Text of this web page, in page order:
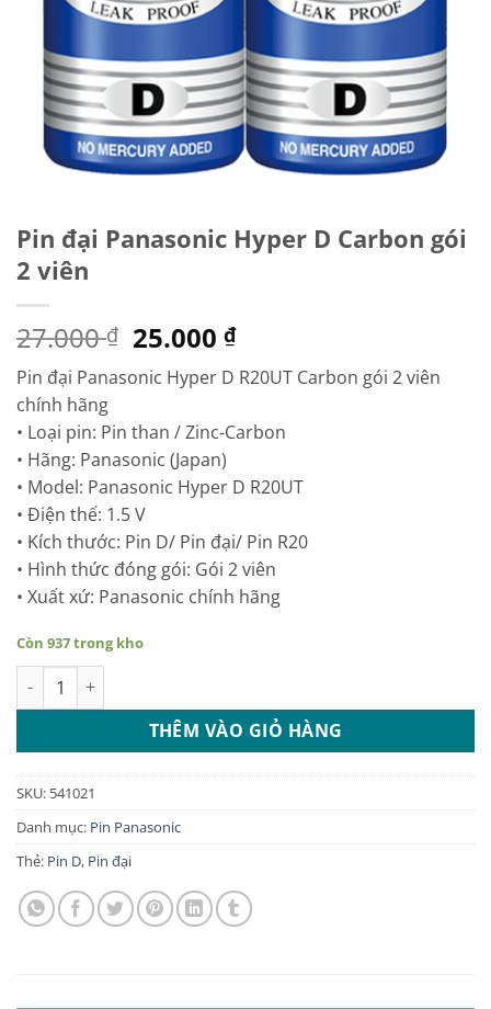
Pin đại Panasonic Hyper D Carbon gói
2 viên
27.000₫ Giá
gốc
là:
27.000 ₫.
25.000₫Giá
hiện
tại
là:
25.000 ₫.
Pin đại Panasonic Hyper D R20UT Carbon gói 2 viên
chính hãng
• Loại pin: Pin than / Zinc-Carbon
• Hãng: Panasonic (Japan)
• Model: Panasonic Hyper D R20UT
• Điện thế: 1.5 V
• Kích thước: Pin D/ Pin đại/ Pin R20
• Hình thức đóng gói: Gói 2 viên
• Xuất xứ: Panasonic chính hãng
Còn 937 trong kho
Pin đại Panasonic Hyper D Carbon gói 2 viên số lượng
THÊM VÀO GIỎ HÀNG
SKU: 541021
Danh mục: Pin Panasonic
Thẻ: Pin D, Pin đại